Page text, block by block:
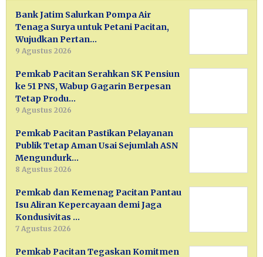
Bank Jatim Salurkan Pompa Air
Tenaga Surya untuk Petani Pacitan,
Wujudkan Pertan…
9 Agustus 2026
Pemkab Pacitan Serahkan SK Pensiun
ke 51 PNS, Wabup Gagarin Berpesan
Tetap Produ…
9 Agustus 2026
Pemkab Pacitan Pastikan Pelayanan
Publik Tetap Aman Usai Sejumlah ASN
Mengundurk…
8 Agustus 2026
Pemkab dan Kemenag Pacitan Pantau
Isu Aliran Kepercayaan demi Jaga
Kondusivitas …
7 Agustus 2026
Pemkab Pacitan Tegaskan Komitmen